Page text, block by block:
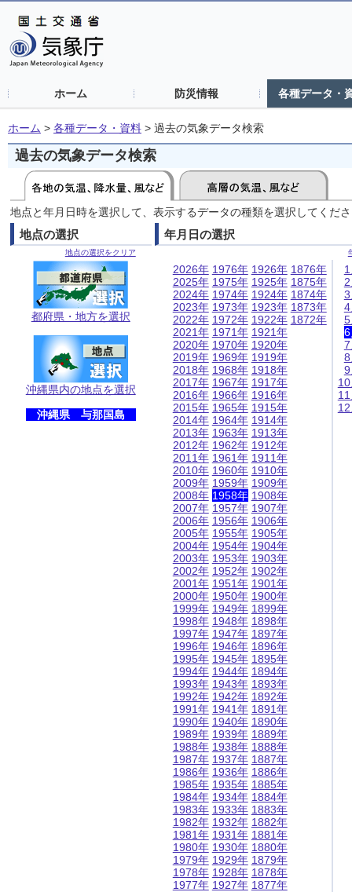
ホーム 防災情報 各種データ・
ホーム > 各種データ・資料 > 過去の気象データ検索
過去の気象データ検索
地点と年月日時を選択して、表示するデータの種類を選択してくだ
地点の選択
地点の選択をクリア
都府県・地方を選択
沖縄県内の地点を選択
沖縄県 与那国島
年月日の選択
2026年
2025年
2024年
2023年
2022年
2021年
2020年
2019年
2018年
2017年
2016年
2015年
2014年
2013年
2012年
2011年
2010年
2009年
2008年
2007年
2006年
2005年
2004年
2003年
2002年
2001年
2000年
1999年
1998年
1997年
1996年
1995年
1994年
1993年
1992年
1991年
1990年
1989年
1988年
1987年
1986年
1985年
1984年
1983年
1982年
1981年
1980年
1979年
1978年
1977年
1976年
1975年
1974年
1973年
1972年
1971年
1970年
1969年
1968年
1967年
1966年
1965年
1964年
1963年
1962年
1961年
1960年
1959年
1958年
1957年
1956年
1955年
1954年
1953年
1952年
1951年
1950年
1949年
1948年
1947年
1946年
1945年
1944年
1943年
1942年
1941年
1940年
1939年
1938年
1937年
1936年
1935年
1934年
1933年
1932年
1931年
1930年
1929年
1928年
1927年
1926年
1925年
1924年
1923年
1922年
1921年
1920年
1919年
1918年
1917年
1916年
1915年
1914年
1913年
1912年
1911年
1910年
1909年
1908年
1907年
1906年
1905年
1904年
1903年
1902年
1901年
1900年
1899年
1898年
1897年
1896年
1895年
1894年
1893年
1892年
1891年
1890年
1889年
1888年
1887年
1886年
1885年
1884年
1883年
1882年
1881年
1880年
1879年
1878年
1877年
1876年
1875年
1874年
1873年
1872年